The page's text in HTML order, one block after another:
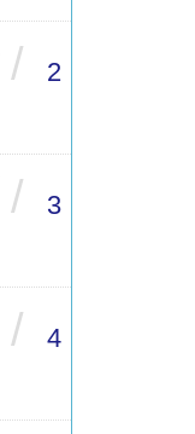
/ 2
/ 3
/ 4